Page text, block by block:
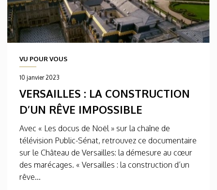
VU POUR VOUS
10 janvier 2023
VERSAILLES : LA CONSTRUCTION
D’UN RÊVE IMPOSSIBLE
Avec « Les docus de Noël » sur la chaîne de
télévision Public-Sénat, retrouvez ce documentaire
sur le Château de Versailles: la démesure au cœur
des marécages. « Versailles : la construction d’un
rêve...